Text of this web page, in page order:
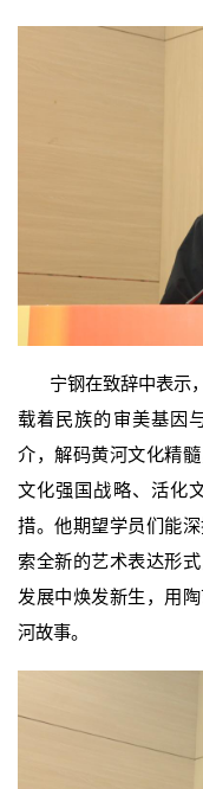
宁钢在致辞中表示
载着民族的审美基因
介，解码黄河文化精
文化强国战略、活化
措。他期望学员们能
索全新的艺术表达形
发展中焕发新生，用
河故事。